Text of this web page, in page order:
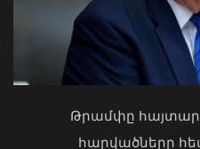
համակարգում
վերաբերյալ
06 Օգոստոս, 2026 18:45
Ի՞նչ ուղերձ էր ոտքի
Աղաջանյանը`
Թրամփը
հարվածները